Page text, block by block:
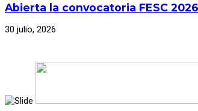
Abierta la convocatoria FESC
30 julio, 2026